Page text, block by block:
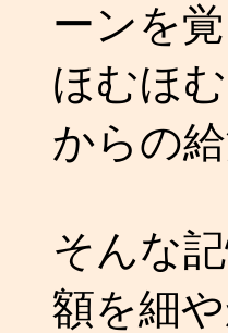
ーンを
ほむほ
からの
そんな
額を細